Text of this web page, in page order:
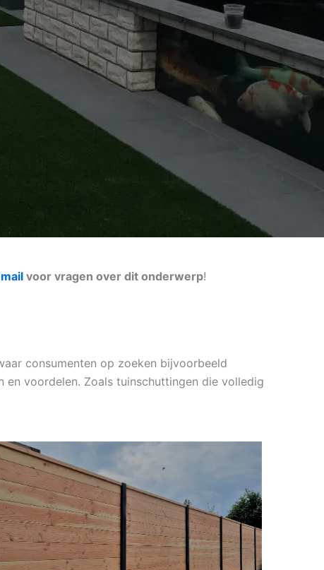
voor vragen over dit onderwerp!
consumenten op zoeken bijvoorbeeld
voordelen. Zoals tuinschuttingen die volledig